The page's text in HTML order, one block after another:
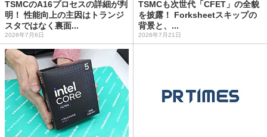
TSMCのA16プロセスの詳細が判
明！ 性能向上の主因はトランジ
スタではなく裏面...
2026年7月6日
TSMCも次世代「CFET」の全貌
を披露！ Forksheetスキップの
背景と、...
2026年7月21日